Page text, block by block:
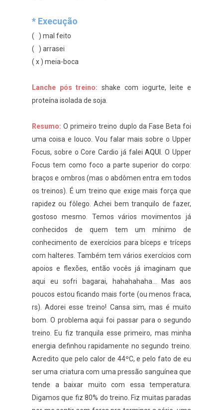
* Execução
( ) mal feito
( ) arrasei
( x ) meia-boca
Lanche pós treino:shake com iogurte, leite e
proteína isolada de soja.
Resumo:O primeiro treino duplo da Fase Beta foi
uma coisa e louco. Vou falar mais sobre o Upper
Focus, sobre o Core Cardio já faleiAQUI . O Upper
Focus tem como foco a parte superior do corpo:
braços e ombros (mas o abdômen entra em todos
os treinos). É um treino que exige mais força que
rapidez ou fôlego. Achei bem tranquilo de fazer,
gostoso mesmo. Temos vários movimentos já
conhecidos de quem tem um mínimo de
conhecimento de exercícios para bíceps e tríceps
com halteres. Também tem vários exercícios com
apoios e flexões, então vocês já imaginam que
aqui eu sofri bagarai, hahahahaha... Mas aos
poucos estou ficando mais forte (ou menos fraca,
rs). Adorei esse treino! Cansa sim, mas é muito
bom. O problema aqui foi passar para o segundo
treino. Eu fiz tranquila esse primeiro, mas minha
energia definhou rapidamente no segundo treino.
Acredito que pelo calor de 44ºC, e pelo fato de eu
ser uma criatura com uma pressão sanguínea que
tende a baixar muito com essa temperatura.
Digamos que fiz 80% do treino. Fiz muitas paradas